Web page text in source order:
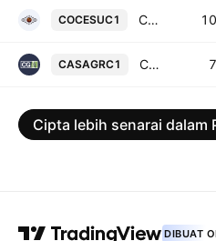
COCESUC1 Corporacion Cervesur SA
CASAGRC1 Casa Grande SAA
Cipta lebih senarai dalam
DIBUAT